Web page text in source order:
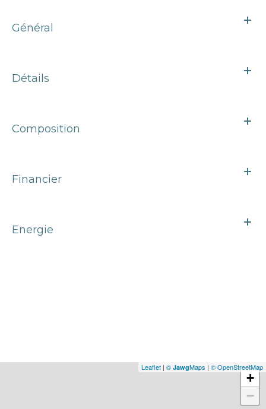
Général
Détails
Composition
Financier
Energie
+
−
Leaflet | © JawgMaps | © OpenStreetMap